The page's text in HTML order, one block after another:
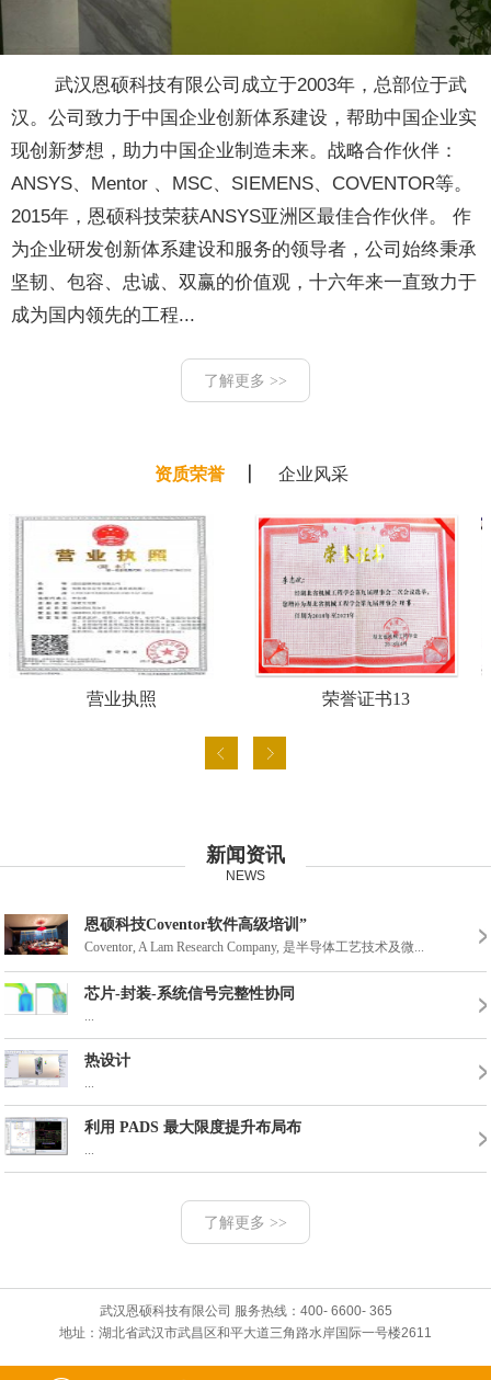
武汉恩硕科技有限公司成立于2003年，总部位于武
汉。公司致力于中国企业创新体系建设，帮助中国企业实
现创新梦想，助力中国企业制造未来。战略合作伙伴：
ANSYS、Mentor 、MSC、SIEMENS、COVENTOR等。
2015年，恩硕科技荣获ANSYS亚洲区最佳合作伙伴。 作
为企业研发创新体系建设和服务的领导者，公司始终秉承
坚韧、包容、忠诚、双赢的价值观，十六年来一直致力于
成为国内领先的工程...
了解更多 >>
资质荣誉 企业风采
营业执照 荣誉证书13
2016年武汉威斯汀
新闻资讯
NEWS
恩硕科技Coventor软件高级培训”
Coventor, A Lam Research Company, 是半导体工艺技术及微...
芯片-封装-系统信号完整性协同
...
热设计
...
利用 PADS 最大限度提升布局布
...
了解更多 >>
武汉恩硕科技有限公司 服务热线：400- 6600- 365
地址：湖北省武汉市武昌区和平大道三角路水岸国际一号楼2611